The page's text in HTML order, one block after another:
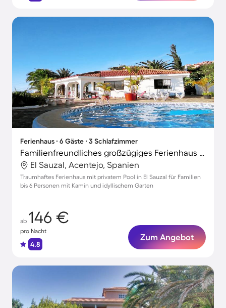
Ferienhaus ∙ 6 Gäste ∙ 3 Schlafzimmer
Familienfreundliches großzügiges Ferienhaus mit Garten, Grill und privatem Pool | Strand in der Nähe
El Sauzal, Acentejo, Spanien
Traumhaftes Ferienhaus mit privatem Pool in El Sauzal für Familien
bis 6 Personen mit Kamin und idyllischem Garten
ab 146 €
pro Nacht
4.8
Zum Angebot